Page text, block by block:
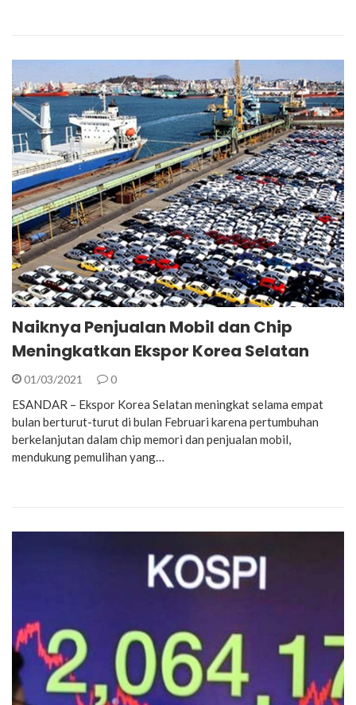
Naiknya Penjualan Mobil dan Chip
Meningkatkan Ekspor Korea Selatan
01/03/2021 0
ESANDAR – Ekspor Korea Selatan meningkat selama empat
bulan berturut-turut di bulan Februari karena pertumbuhan
berkelanjutan dalam chip memori dan penjualan mobil,
mendukung pemulihan yang…